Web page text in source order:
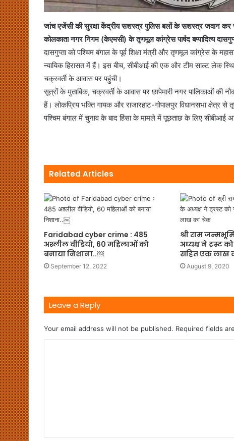
जांच एजेंसी की सुरक्षा केंद्रीय सशस्त्र पुलिस बलों के सशस्त्र जवान कर
कोलकाता नगर निगम (केएमसी) के तृणमूल कांग्रेस पार्षद बप्पादित्य
दासगुप्ता को पश्चिम बंगाल के पूर्व शिक्षा मंत्री और तृणमूल कांग्रेस के
न्यायिक हिरासत में हैं। इस बीच, सीबीआई की एक और टीम साल्ट लेक
चक्रवर्ती के आवास पर पहुंची।
सूत्रों के मुताबिक, चक्रवर्ती के आवास पर छापेमारी नगर पालिकाओं की
हैं। लोकप्रिय भक्ति गायक और राजारहाट-गोपालपुर विधानसभा क्षेत्र
पश्चिम बंगाल में चुनाव के बाद हिंसा के मामले में पूछताछ के लिए सीबीआई
Related Articles
Faridabad cyber crime : 485
अश्लील वीडियो, 60 महिलाओं को
बनाया निशाना..￼
September 12, 2022
श्री राम जन्मभूमि
अध्यक्ष ने ट्रस्ट
सहित एक लाख
August 9, 2020
Leave a Reply
Your email address will not be published. Required fields